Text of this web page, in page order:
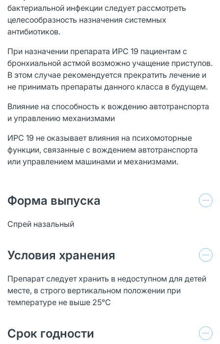
бактериальной инфекции следует рассмотреть
целесообразность назначения системных
антибиотиков.
При назначении препарата ИРС 19 пациентам с
бронхиальной астмой возможно учащение приступов.
В этом случае рекомендуется прекратить лечение и
не принимать препараты данного класса в будущем.
Влияние на способность к вождению автотранспорта
и управлению механизмами
ИРС 19 не оказывает влияния на психомоторные
функции, связанные с вождением автотранспорта
или управлением машинами и механизмами.
Форма выпуска
Спрей назальный
Условия хранения
Препарат следует хранить в недоступном для детей
месте, в строго вертикальном положении при
температуре не выше 25°C
Срок годности